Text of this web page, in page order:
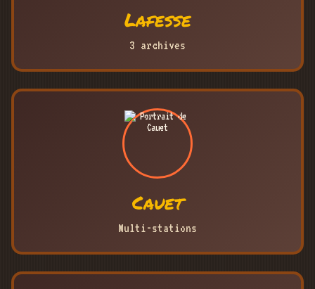
Lafesse
3 archives
Cauet
Multi-stations